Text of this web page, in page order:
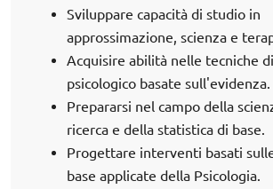
Sviluppare capacità di studio in
approssimazione, scienza e
Acquisire abilità nelle tecniche
psicologico basate sull'evidenza.
Prepararsi nel campo della
ricerca e della statistica di base.
Progettare interventi basati
base applicate della Psicologia.